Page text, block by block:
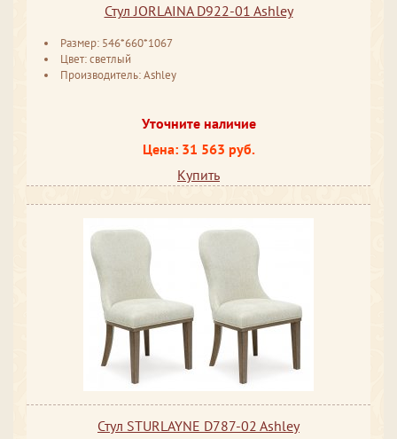
Стул JORLAINA D922-01 Ashley
Размер: 546*660*1067
Цвет: светлый
Производитель: Ashley
Уточните наличие
Цена: 31 563 руб.
Купить
Стул STURLAYNE D787-02 Ashley